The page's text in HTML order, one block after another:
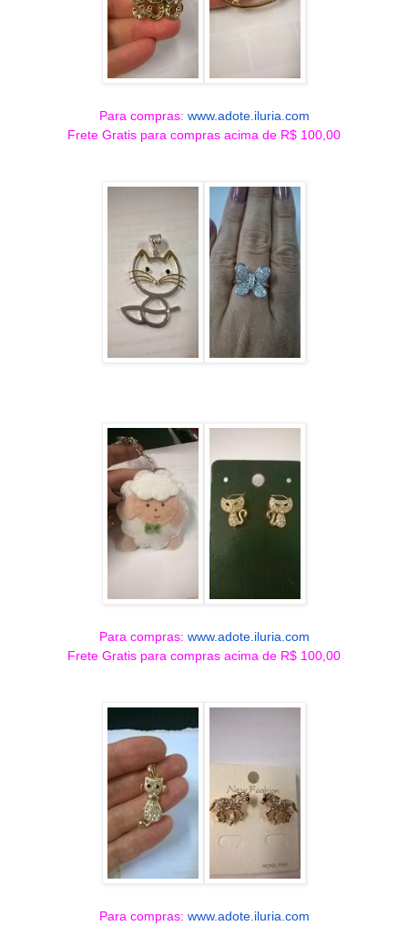
Para compras: www.adote.iluria.com
Frete Gratis para compras acima de R$ 100,00
Para compras: www.adote.iluria.com
Frete Gratis para compras acima de R$ 100,00
Para compras: www.adote.iluria.com